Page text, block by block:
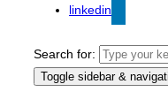
linkedin
Search for:
Toggle sidebar &